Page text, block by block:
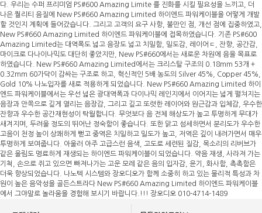
다. 우리는 수퍼 프리미엄 PS#600 Amazing Limite 를 진화를 시킬 필요성을 느끼고, 더
나은 퀄리티 음질에 New PS#660 Amazing Limited 하이엔드 파워케이블을 어떻게 개발
할 것인지 계획에 들어갔습니다. 그리고 고객의 요구 사항, 불만인 점, 개선 점에 집중하였고,
New PS#660 Amazing Limited 하이엔드 파워케이블에 접목하였습니다. 기존 PS#600
Amazing Limited는 대역폭도 넓고 음장도 넓고 치밀함, 밀도감, 레이어ㄷ, 잔향, 공간감,
마이크로 다나이나믹도 대단히 좋았지만, New PS#660에서는 새로운 차원에 음을 목표로
하였습니다. New PS#660 Amazing Limited에서는 크리스탈 구조의 0.18mm 53개 +
0.32mm 60가닥이 감싸는 구조로 하고, 혁신적인 5배 농도의 Silver 45%, Copper 45%,
Gold 10% 나노입자를 새로 적용하게 되었습니다. New PS#660 Amazing Limited 하이
엔드 파워케이블에서는 우선 넓은 광대역폭과 다이나믹 레인지에서 이어지는 넓게 펼쳐지는
음장과 안쪽으로 깊게 열리는 음장감, 그리고 깊고 또렷한 레이어와 원근감과 입체감, 우수한
잔향과 우수한 공간재현성이 탁월합니다. 무엇보다 음 전체 해상도가 높고 투명하게 무대가
새겨지며, 두려울 정도의 뛰어난 정숙함이 좋습니다. 또한 맑고 섬세하면서 분리도가 우수한
고음이 천정 높이 상쾌하게 뻗고 중역은 치밀하고 밀도가 높고, 저역은 깊이 내려가면서 매우
투명하게 보여줍니다. 아울러 아주 고급스런 음색, 고도로 세련된 질감, 목소리의 리버브가
같은 울림도 명료하게 재생되는 하이엔드 파워케이블이 되었습니다. 약음 재생, 사라져 가는
기척, 손으로 쥐고 있으면 빠져나가는 고운 모레 같은 음의 입자감, 윤기, 화사함, 촉촉함은
더욱 향상되었습니다. 나노텍 시스템와 장오디오가 함께 소중히 하고 있는 물리적 특성과 차
원이 높은 음악성을 골든스트라다 New PS#660 Amazing Limited 하이엔드 파워케이블
에서 그야말로 놀라움을 경험해 보시기 바랍니다.!!! 장오디오 010-4714-1489